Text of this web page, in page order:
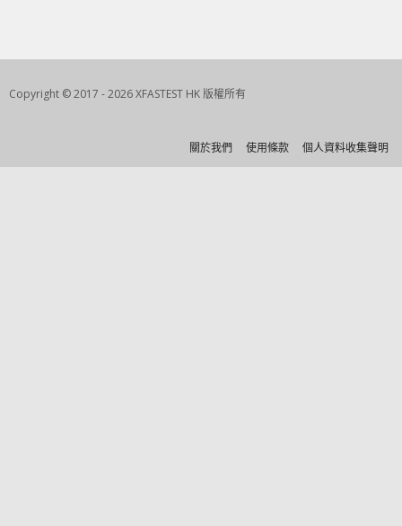
Copyright © 2017 - 2026 XFASTEST HK 版權所有
關於我們 使用條款 個人資料收集聲明